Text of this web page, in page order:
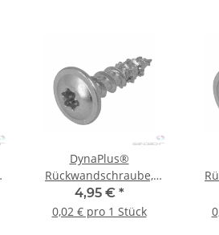
DynaPlus®
Rückwandschraube,
3,0x20mm, verzinkt,
Flachrundkopf, TX10, 200
4,95 € *
0,02 € pro 1 Stück